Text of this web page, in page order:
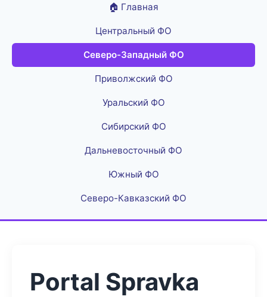
🏠 Главная
Центральный ФО
Северо-Западный ФО
Приволжский ФО
Уральский ФО
Сибирский ФО
Дальневосточный ФО
Южный ФО
Северо-Кавказский ФО
Portal Spravka